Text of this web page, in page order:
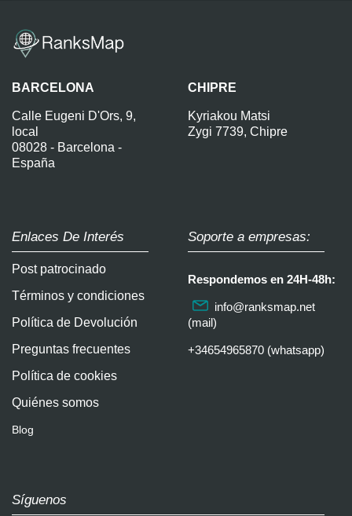
BARCELONA
Calle Eugeni D'Ors, 9,
local
08028 - Barcelona -
España
CHIPRE
Kyriakou Matsi
Zygi 7739, Chipre
Enlaces De Interés
Post patrocinado
Términos y condiciones
Política de Devolución
Preguntas frecuentes
Política de cookies
Quiénes somos
Blog
Soporte a empresas:
Respondemos en 24H-48h:
info@ranksmap.net
(mail)
+34654965870 (whatsapp)
Síguenos